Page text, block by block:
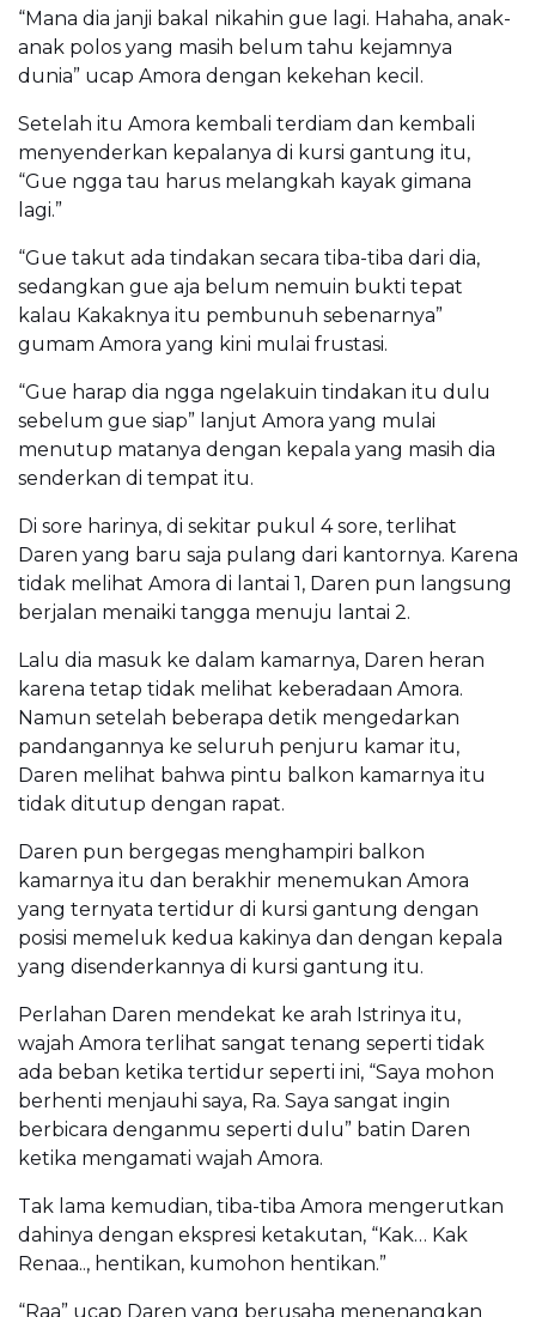
“Mana dia janji bakal nikahin gue lagi. Hahaha, anak-
anak polos yang masih belum tahu kejamnya
dunia” ucap Amora dengan kekehan kecil.
Setelah itu Amora kembali terdiam dan kembali
menyenderkan kepalanya di kursi gantung itu,
“Gue ngga tau harus melangkah kayak gimana
lagi.”
“Gue takut ada tindakan secara tiba-tiba dari dia,
sedangkan gue aja belum nemuin bukti tepat
kalau Kakaknya itu pembunuh sebenarnya”
gumam Amora yang kini mulai frustasi.
“Gue harap dia ngga ngelakuin tindakan itu dulu
sebelum gue siap” lanjut Amora yang mulai
menutup matanya dengan kepala yang masih dia
senderkan di tempat itu.
Di sore harinya, di sekitar pukul 4 sore, terlihat
Daren yang baru saja pulang dari kantornya. Karena
tidak melihat Amora di lantai 1, Daren pun langsung
berjalan menaiki tangga menuju lantai 2.
Lalu dia masuk ke dalam kamarnya, Daren heran
karena tetap tidak melihat keberadaan Amora.
Namun setelah beberapa detik mengedarkan
pandangannya ke seluruh penjuru kamar itu,
Daren melihat bahwa pintu balkon kamarnya itu
tidak ditutup dengan rapat.
Daren pun bergegas menghampiri balkon
kamarnya itu dan berakhir menemukan Amora
yang ternyata tertidur di kursi gantung dengan
posisi memeluk kedua kakinya dan dengan kepala
yang disenderkannya di kursi gantung itu.
Perlahan Daren mendekat ke arah Istrinya itu,
wajah Amora terlihat sangat tenang seperti tidak
ada beban ketika tertidur seperti ini, “Saya mohon
berhenti menjauhi saya, Ra. Saya sangat ingin
berbicara denganmu seperti dulu” batin Daren
ketika mengamati wajah Amora.
Tak lama kemudian, tiba-tiba Amora mengerutkan
dahinya dengan ekspresi ketakutan, “Kak… Kak
Renaa.., hentikan, kumohon hentikan.”
“Raa” ucap Daren yang berusaha menenangkan